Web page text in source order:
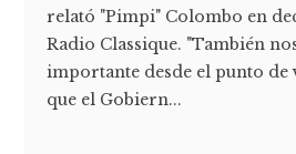
relató "Pimpi" Colombo en
Radio Classique. "También
importante desde el punto de
que el Gobiern...